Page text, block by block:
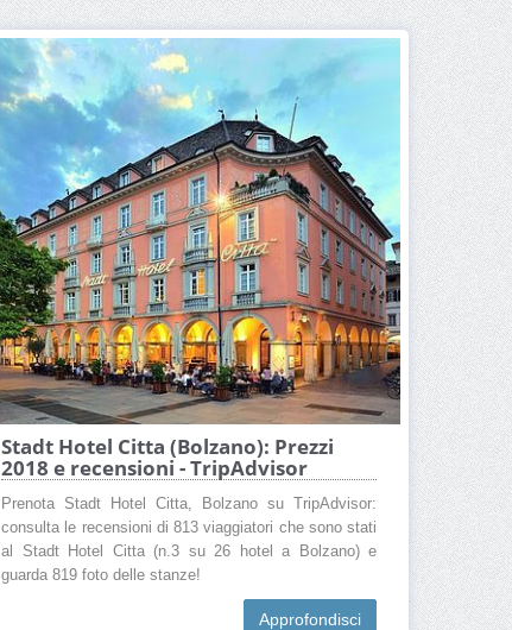
Stadt Hotel Citta (Bolzano): Prezzi
2018 e recensioni - TripAdvisor
Prenota Stadt Hotel Citta, Bolzano su TripAdvisor:
consulta le recensioni di 813 viaggiatori che sono stati
al Stadt Hotel Citta (n.3 su 26 hotel a Bolzano) e
guarda 819 foto delle stanze!
Approfondisci